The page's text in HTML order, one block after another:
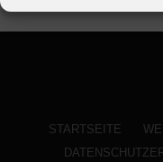
STARTSEITE